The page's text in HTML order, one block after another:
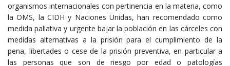
organismos internacionales con pertinencia en la materia, como
la OMS, la CIDH y Naciones Unidas, han recomendado como
medida paliativa y urgente bajar la población en las cárceles con
medidas alternativas a la prisión para el cumplimiento de la
pena, libertades o cese de la prisión preventiva, en particular a
las personas que son de riesgo por edad o patologías